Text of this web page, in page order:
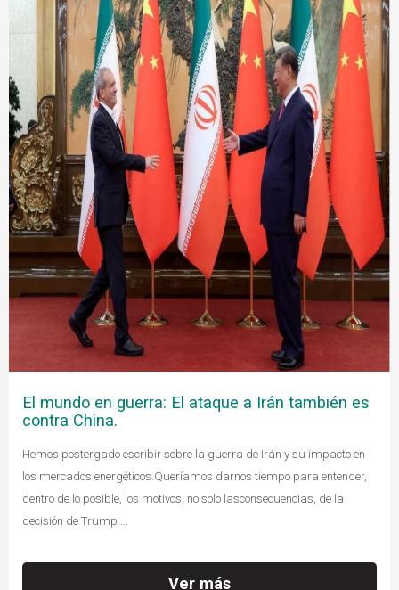
El mundo en guerra: El ataque a Irán también es
contra China.
Hemos postergado escribir sobre la guerra de Irán y su impacto en
los mercados energéticos.Queríamos darnos tiempo para entender,
dentro de lo posible, los motivos, no solo lasconsecuencias, de la
decisión de Trump ...
Ver más